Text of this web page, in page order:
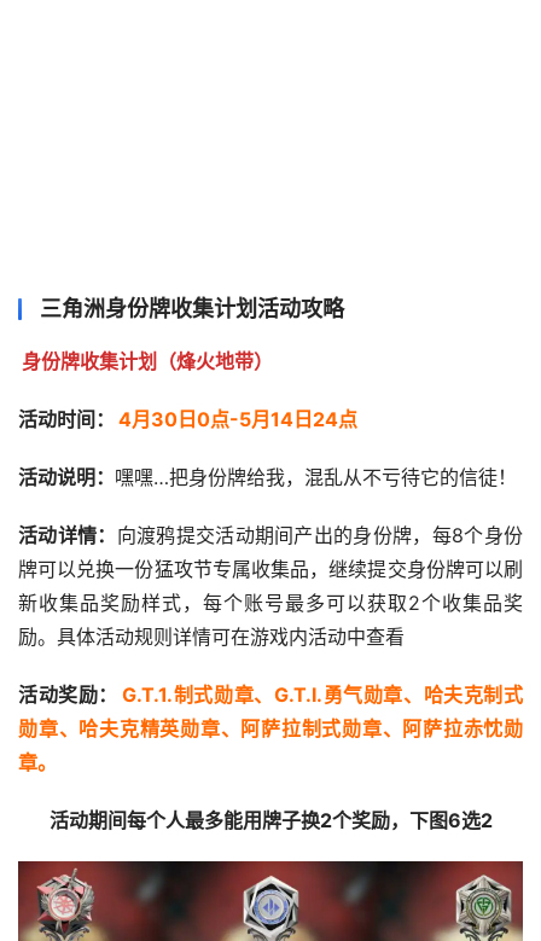
三角洲身份牌收集计划活动攻略
身份牌收集计划（烽火地带）
活动时间： 4月30日0点-5月14日24点
活动说明： 嘿嘿…把身份牌给我，混乱从不亏待它的信徒！
活动详情： 向渡鸦提交活动期间产出的身份牌，每8个身份
牌可以兑换一份猛攻节专属收集品，继续提交身份牌可以刷
新收集品奖励样式，每个账号最多可以获取2个收集品奖
励。具体活动规则详情可在游戏内活动中查看
活动奖励：
G.T.1.制式勋章、G.T.I.勇气勋章、哈夫克制式
勋章、哈夫克精英勋章、阿萨拉制式勋章、阿萨拉赤忱勋
章。
活动期间每个人最多能用牌子换2个奖励，下图6选2